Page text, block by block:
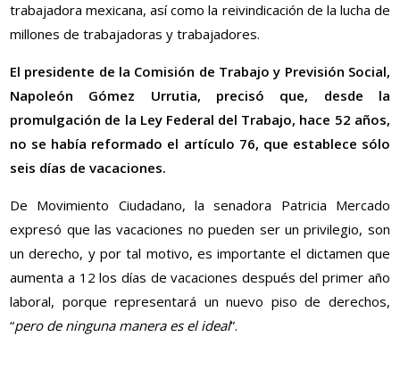
trabajadora mexicana, así como la reivindicación de la lucha de
millones de trabajadoras y trabajadores.
El presidente de la Comisión de Trabajo y Previsión Social,
Napoleón Gómez Urrutia, precisó que, desde la
promulgación de la Ley Federal del Trabajo, hace 52 años,
no se había reformado el artículo 76, que establece sólo
seis días de vacaciones.
De Movimiento Ciudadano, la senadora Patricia Mercado
expresó que las vacaciones no pueden ser un privilegio, son
un derecho, y por tal motivo, es importante el dictamen que
aumenta a 12 los días de vacaciones después del primer año
laboral, porque representará un nuevo piso de derechos,
“pero de ninguna manera es el ideal”.